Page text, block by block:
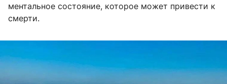
ментальное состояние, которое может привести к
смерти.